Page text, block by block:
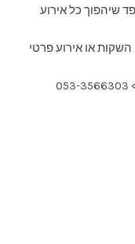
שיהפוך כל אירוע
השקות או אירוע פרטי